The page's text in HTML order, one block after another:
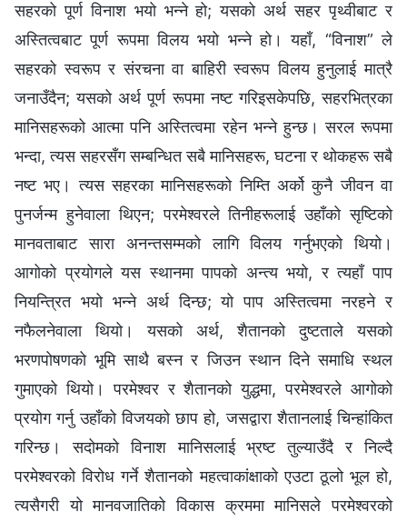
सहरको पूर्ण विनाश भयो भन्ने हो; यसको अर्थ सहर पृथ्वीबाट र
अस्तित्वबाट पूर्ण रूपमा विलय भयो भन्‍ने हो। यहाँ, “विनाश” ले
सहरको स्वरूप र संरचना वा बाहिरी स्वरूप विलय हुनुलाई मात्रै
जनाउँदैन; यसको अर्थ पूर्ण रूपमा नष्ट गरिइसकेपछि, सहरभित्रका
मानिसहरूको आत्मा पनि अस्तित्वमा रहेन भन्ने हुन्छ। सरल रूपमा
भन्दा, त्यस सहरसँग सम्‍बन्धित सबै मानिसहरू, घटना र थोकहरू सबै
नष्ट भए। त्यस सहरका मानिसहरूको निम्ति अर्को कुनै जीवन वा
पुनर्जन्‍म हुनेवाला थिएन; परमेश्‍वरले तिनीहरूलाई उहाँको सृष्टिको
मानवताबाट सारा अनन्तसम्‍मको लागि विलय गर्नुभएको थियो।
आगोको प्रयोगले यस स्थानमा पापको अन्त्य भयो, र त्यहाँ पाप
नियन्त्रित भयो भन्‍ने अर्थ दिन्छ; यो पाप अस्तित्वमा नरहने र
नफैलनेवाला थियो। यसको अर्थ, शैतानको दुष्टताले यसको
भरणपोषणको भूमि साथै बस्‍न र जिउन स्थान दिने समाधि स्थल
गुमाएको थियो। परमेश्‍वर र शैतानको युद्धमा, परमेश्‍वरले आगोको
प्रयोग गर्नु उहाँको विजयको छाप हो, ‍जसद्वारा शैतानलाई चिन्हांकित
गरिन्छ। सदोमको विनाश मानिसलाई भ्रष्ट तुल्याउँदै र निल्दै
परमेश्‍वरको विरोध गर्ने शैतानको महत्वाकांक्षाको एउटा ठूलो भूल हो,
त्यसैगरी यो मानवजातिको विकास क्रममा मानिसले परमेश्‍वरको